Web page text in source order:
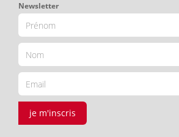
Newsletter
je m'inscris